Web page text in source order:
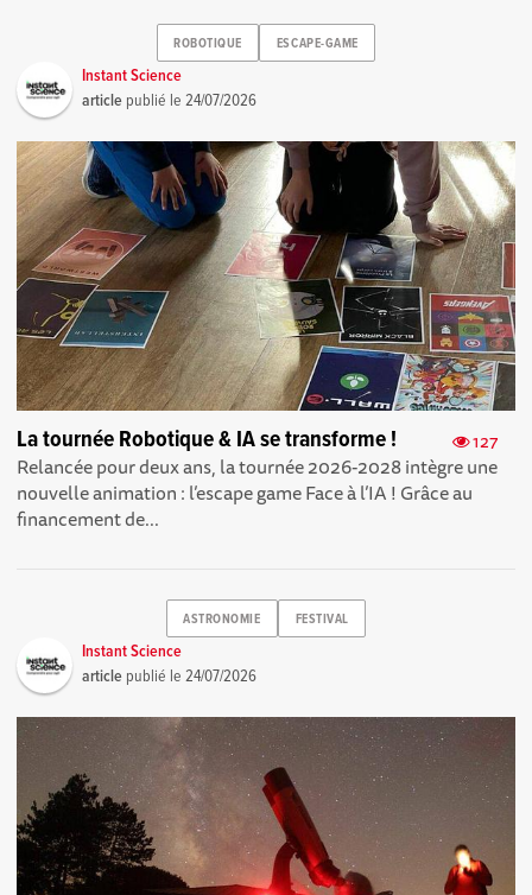
ROBOTIQUE ESCAPE-GAME
Instant Science
article publié le24/07/2026
127
La tournée Robotique & IA se transforme !
Relancée pour deux ans, la tournée 2026-2028 intègre une
nouvelle animation : l’escape game Face à l’IA ! Grâce au
financement de...
ASTRONOMIE FESTIVAL
Instant Science
article publié le24/07/2026